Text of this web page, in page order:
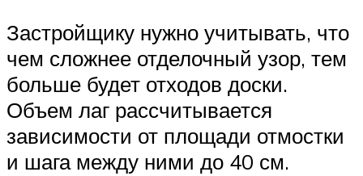
Застройщику нужно учитывать, что
чем сложнее отделочный узор, тем
больше будет отходов доски.
Объем лаг рассчитывается
зависимости от площади отмостки
и шага между ними до 40 см.